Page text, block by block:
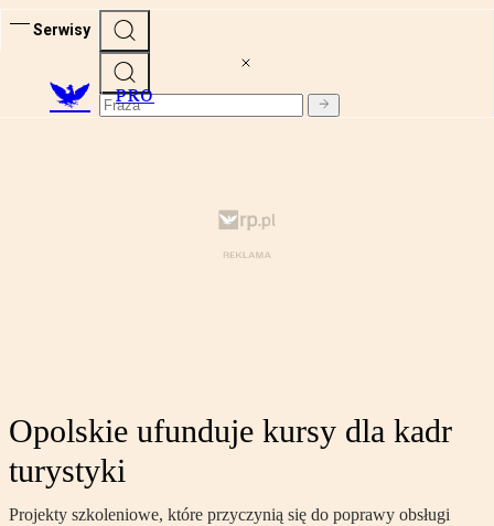
Serwisy
PRO
Opolskie ufunduje kursy dla kadr
turystyki
Projekty szkoleniowe, które przyczynią się do poprawy obsługi